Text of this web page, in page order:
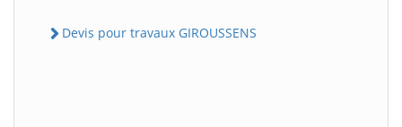
Devis pour travaux GIROUSSENS